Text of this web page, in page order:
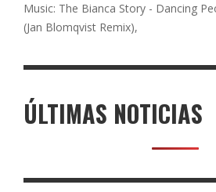
Music: The Bianca Story - Dancing
(Jan Blomqvist Remix),
ÚLTIMAS NOTICIAS